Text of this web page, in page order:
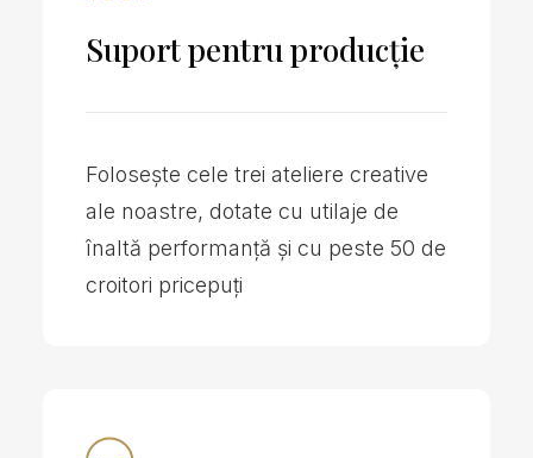
Suport pentru producție
Folosește cele trei ateliere creative
ale noastre, dotate cu utilaje de
înaltă performanță și cu peste 50 de
croitori pricepuți